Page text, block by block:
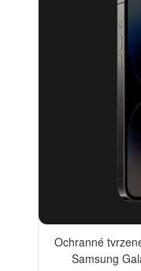
Ochranné
Samsung